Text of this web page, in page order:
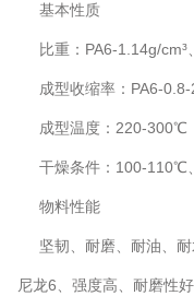
基本性质
比重：PA6-1.14g/cm³
成型收缩率：PA6-0.8-
成型温度：220-300℃
干燥条件：100-110℃
物料性能
坚韧、耐磨、耐油、耐
尼龙6、强度高、耐磨性